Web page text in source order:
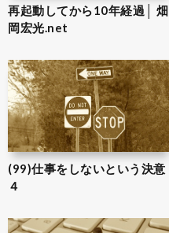
再起動してから10年経過│ 畑
岡宏光.net
(99)仕事をしないという決意
４